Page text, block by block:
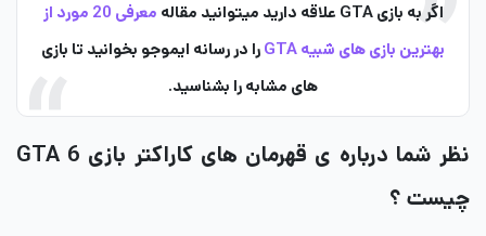
اگر به بازی GTA علاقه دارید میتوانید مقاله
معرفی 20 مورد از
بهترین بازی های شبیه GTA
را در رسانه ایموجو بخوانید تا بازی
های مشابه را بشناسید.
نظر شما درباره ی قهرمان های کاراکتر بازی GTA 6
چیست ؟